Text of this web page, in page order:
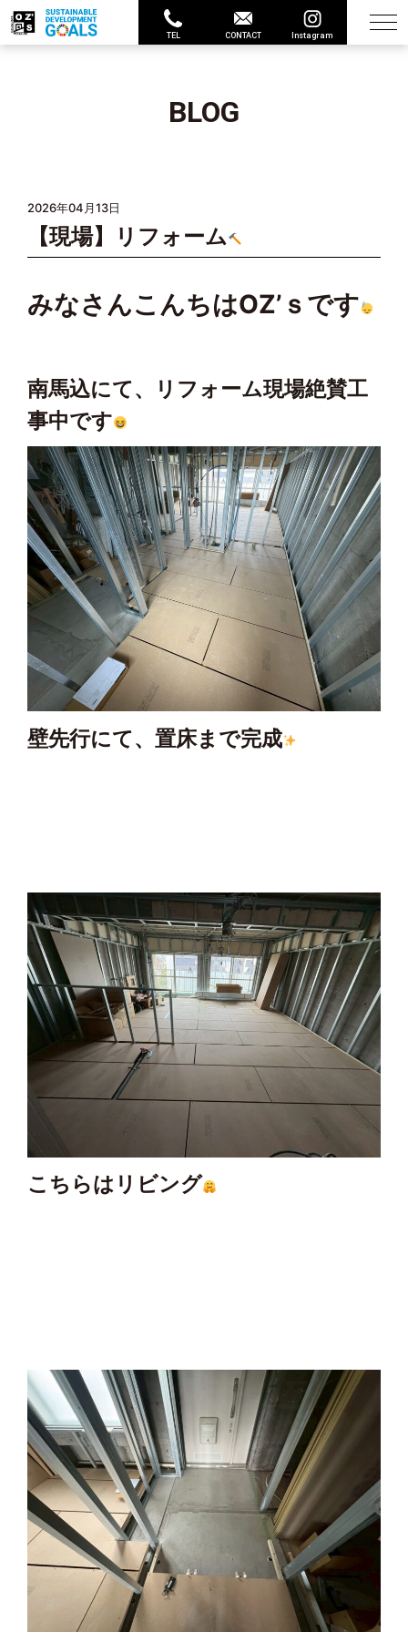
TEL CONTACT Instagram
BLOG
2026年04月13日
【現場】リフォーム
みなさんこんちはOZ’ｓです
南馬込にて、リフォーム現場絶賛工
事中です
壁先行にて、置床まで完成
こちらはリビング